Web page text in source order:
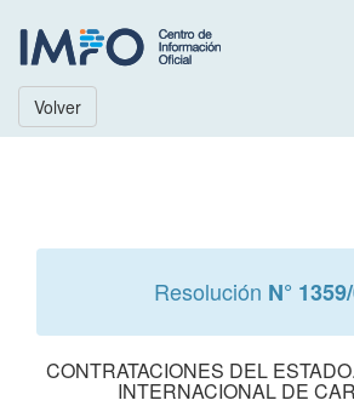
Volver
Resolución N°
CONTRATACIONES DEL
INTERNACIONAL DE